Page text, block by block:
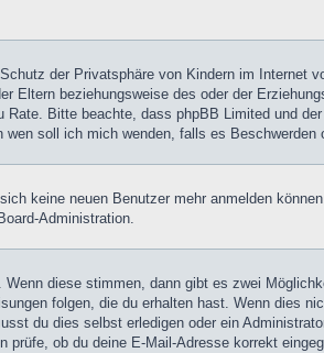
der Privatsphäre von Kindern im
Eltern beziehungsweise des oder der
Bitte beachte, dass phpBB Limited und
soll ich mich wenden, falls es
keine neuen Benutzer mehr anmelden
Administration.
diese stimmen, dann gibt es zwei
folgen, die du erhalten hast. Wenn dies
du dies selbst erledigen oder ein
ob du deine E-Mail-Adresse korrekt